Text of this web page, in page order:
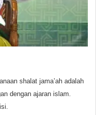
shalat jama’ah adalah
dengan ajaran islam.